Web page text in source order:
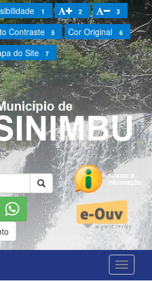
1 2 3
Contraste 5 Cor Original 6
do Site 7